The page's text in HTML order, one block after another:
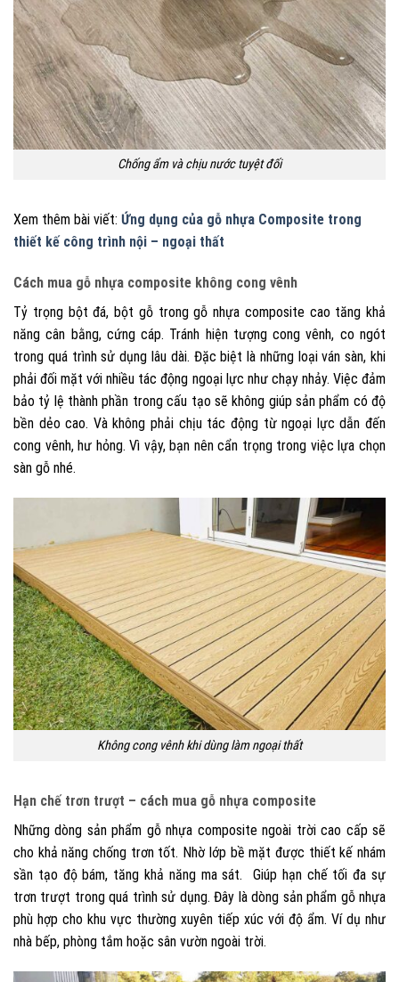
Chống ẩm và chịu nước tuyệt đối
Xem thêm bài viết: Ứng dụng của gỗ nhựa Composite trong
thiết kế công trình nội – ngoại thất
Cách mua gỗ nhựa composite không cong vênh
Tỷ trọng bột đá, bột gỗ trong gỗ nhựa composite cao tăng khả
năng cân bằng, cứng cáp. Tránh hiện tượng cong vênh, co ngót
trong quá trình sử dụng lâu dài. Đặc biệt là những loại ván sàn, khi
phải đối mặt với nhiều tác động ngoại lực như chạy nhảy. Việc đảm
bảo tỷ lệ thành phần trong cấu tạo sẽ không giúp sản phẩm có độ
bền dẻo cao. Và không phải chịu tác động từ ngoại lực dẫn đến
cong vênh, hư hỏng. Vì vậy, bạn nên cẩn trọng trong việc lựa chọn
sàn gỗ nhé.
Không cong vênh khi dùng làm ngoại thất
Hạn chế trơn trượt – cách mua gỗ nhựa composite
Những dòng sản phẩm gỗ nhựa composite ngoài trời cao cấp sẽ
cho khả năng chống trơn tốt. Nhờ lớp bề mặt được thiết kế nhám
sần tạo độ bám, tăng khả năng ma sát. Giúp hạn chế tối đa sự
trơn trượt trong quá trình sử dụng. Đây là dòng sản phẩm gỗ nhựa
phù hợp cho khu vực thường xuyên tiếp xúc với độ ẩm. Ví dụ như
nhà bếp, phòng tắm hoặc sân vườn ngoài trời.